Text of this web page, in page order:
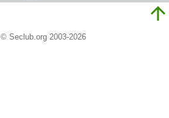
© Seclub.org 2003-2026